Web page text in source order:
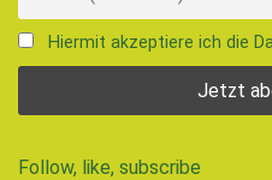
Hiermit akzeptiere ich die
Follow, like, subscribe